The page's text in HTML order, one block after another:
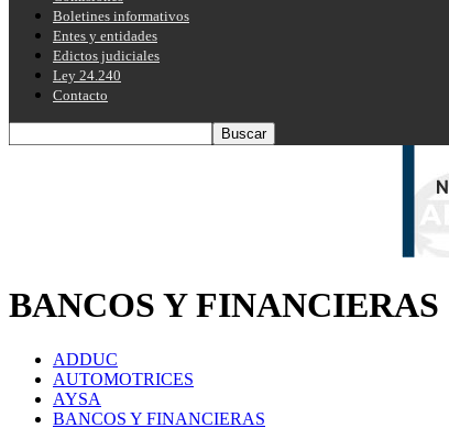
Boletines informativos
Entes y entidades
Edictos judiciales
Ley 24.240
Contacto
BANCOS Y FINANCIERAS
ADDUC
AUTOMOTRICES
AYSA
BANCOS Y FINANCIERAS